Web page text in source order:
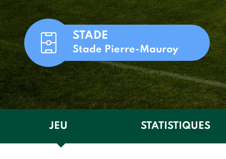
STADE
Stade Pierre-Mauroy
JEU STATISTIQUES